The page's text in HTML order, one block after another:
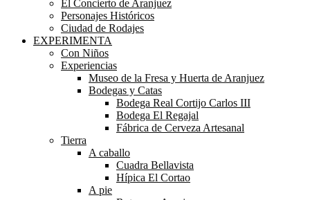
El Concierto de Aranjuez
Personajes Históricos
Ciudad de Rodajes
EXPERIMENTA
Con Niños
Experiencias
Museo de la Fresa y Huerta de Aranjuez
Bodegas y Catas
Bodega Real Cortijo Carlos III
Bodega El Regajal
Fábrica de Cerveza Artesanal
Tierra
A caballo
Cuadra Bellavista
Hípica El Cortao
A pie